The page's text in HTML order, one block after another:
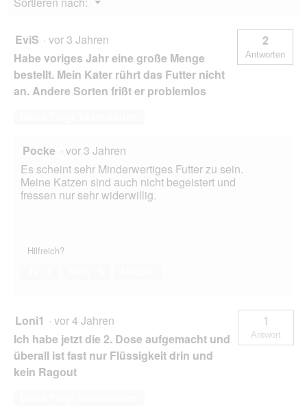
g
e
l
d
g
ö
▼
EviS · vor 3 Jahren
Habe voriges Jahr eine große Menge
bestellt. Mein Kater rührt das Futter nicht
an. Andere Sorten frißt er problemlos
2
Antworten
Pocke · vor 3 Jahren
Es scheint sehr Minderwertiges Futter zu sein.
Meine Katzen sind auch nicht begeistert und
fressen nur sehr widerwillig.
Hilfreich?
Loni1 · vor 4 Jahren
Ich habe jetzt die 2. Dose aufgemacht und
überall ist fast nur Flüssigkeit drin und
kein Ragout
1
Antwort